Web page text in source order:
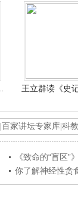
王立群读《史记
百家讲坛专家库 科
《致命的“盲区”
你了解神经性贪